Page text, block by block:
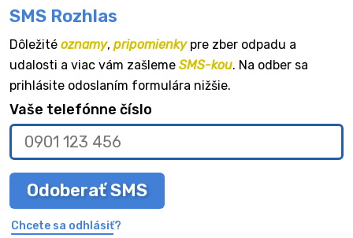
SMS Rozhlas
Dôležité oznamy, pripomienkypre zber odpadu a
udalosti a viac vám zašleme SMS-kou. Na odber sa
prihlásite odoslaním formulára nižšie.
Vaše telefónne číslo
Odoberať SMS
Chcete sa odhlásiť?